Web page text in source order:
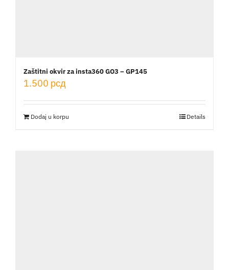
Zaštitni okvir za insta360 GO3 – GP145
1.500 рсд
Dodaj u korpu Details